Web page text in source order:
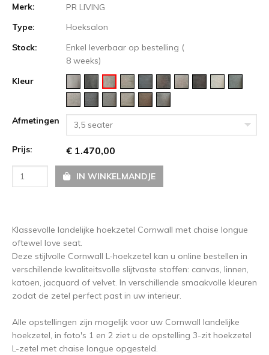
Merk:
PR LIVING
Type:
Hoeksalon
Stock:
Enkel leverbaar op bestelling (
8 weeks)
Kleur
Afmetingen 3,5 seater
Prijs: € 1.470,00
IN WINKELMANDJE
Klassevolle landelijke hoekzetel Cornwall met chaise longue
oftewel love seat.
Deze stijlvolle Cornwall L-hoekzetel kan u online bestellen in
verschillende kwaliteitsvolle slijtvaste stoffen: canvas, linnen,
katoen, jacquard of velvet. In verschillende smaakvolle kleuren
zodat de zetel perfect past in uw interieur.
Alle opstellingen zijn mogelijk voor uw Cornwall landelijke
hoekzetel, in foto's 1 en 2 ziet u de opstelling 3-zit hoekzetel
L-zetel met chaise longue opgesteld.